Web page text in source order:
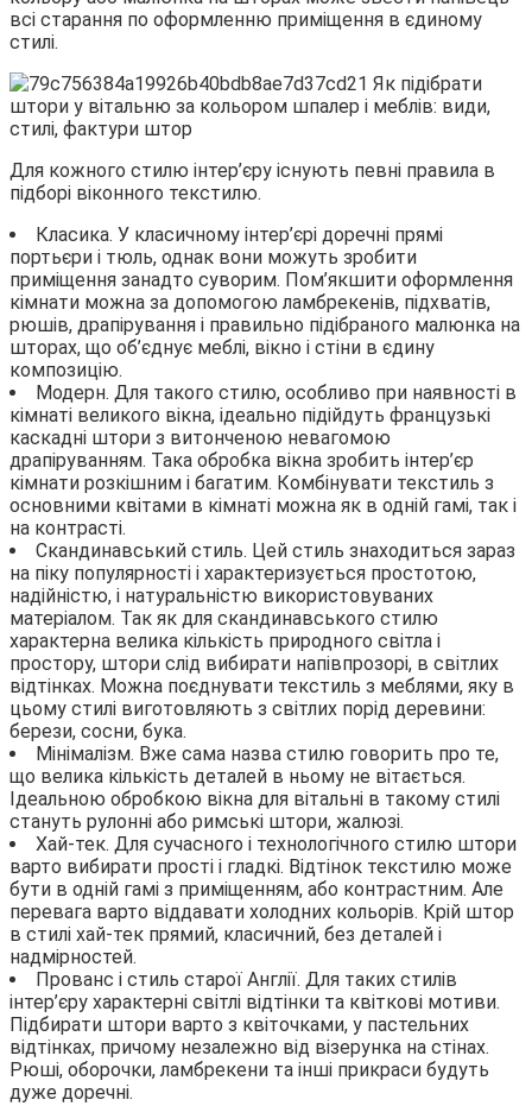
всі старання по оформленню приміщення в єдиному
стилі.
Для кожного стилю інтер’єру існують певні правила в
підборі віконного текстилю.
Класика. У класичному інтер’єрі доречні прямі
портьєри і тюль, однак вони можуть зробити
приміщення занадто суворим. Пом’якшити оформлення
кімнати можна за допомогою ламбрекенів, підхватів,
рюшів, драпірування і правильно підібраного малюнка на
шторах, що об’єднує меблі, вікно і стіни в єдину
композицію.
Модерн. Для такого стилю, особливо при наявності в
кімнаті великого вікна, ідеально підійдуть французькі
каскадні штори з витонченою невагомою
драпіруванням. Така обробка вікна зробить інтер’єр
кімнати розкішним і багатим. Комбінувати текстиль з
основними квітами в кімнаті можна як в одній гамі, так і
на контрасті.
Скандинавський стиль. Цей стиль знаходиться зараз
на піку популярності і характеризується простотою,
надійністю, і натуральністю використовуваних
матеріалом. Так як для скандинавського стилю
характерна велика кількість природного світла і
простору, штори слід вибирати напівпрозорі, в світлих
відтінках. Можна поєднувати текстиль з меблями, яку в
цьому стилі виготовляють з світлих порід деревини:
берези, сосни, бука.
Мінімалізм. Вже сама назва стилю говорить про те,
що велика кількість деталей в ньому не вітається.
Ідеальною обробкою вікна для вітальні в такому стилі
стануть рулонні або римські штори, жалюзі.
Хай-тек. Для сучасного і технологічного стилю штори
варто вибирати прості і гладкі. Відтінок текстилю може
бути в одній гамі з приміщенням, або контрастним. Але
перевага варто віддавати холодних кольорів. Крій штор
в стилі хай-тек прямий, класичний, без деталей і
надмірностей.
Прованс і стиль старої Англії. Для таких стилів
інтер’єру характерні світлі відтінки та квіткові мотиви.
Підбирати штори варто з квіточками, у пастельних
відтінках, причому незалежно від візерунка на стінах.
Рюші, оборочки, ламбрекени та інші прикраси будуть
дуже доречні.